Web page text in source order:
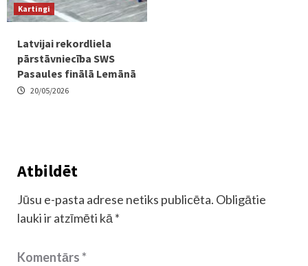
Kartingi
Latvijai rekordliela
pārstāvniecība SWS
Pasaules finālā Lemānā
20/05/2026
Atbildēt
Jūsu e-pasta adrese netiks publicēta. Obligātie
lauki ir atzīmēti kā *
Komentārs*